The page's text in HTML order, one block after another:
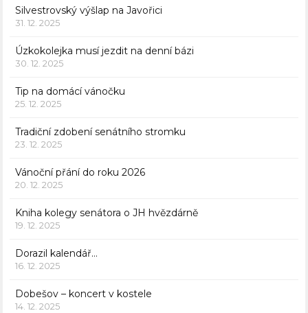
Silvestrovský výšlap na Javořici
31. 12. 2025
Úzkokolejka musí jezdit na denní bázi
30. 12. 2025
Tip na domácí vánočku
25. 12. 2025
Tradiční zdobení senátního stromku
23. 12. 2025
Vánoční přání do roku 2026
20. 12. 2025
Kniha kolegy senátora o JH hvězdárně
19. 12. 2025
Dorazil kalendář…
16. 12. 2025
Dobešov – koncert v kostele
14. 12. 2025